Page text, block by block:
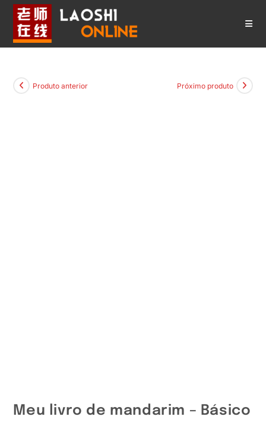
Produto anterior Próximo produto
Meu livro de mandarim – Básico